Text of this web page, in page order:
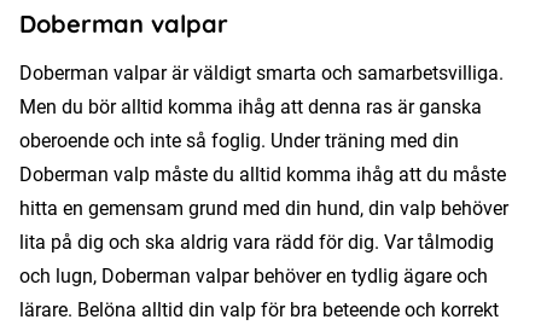
Doberman valpar
Doberman valpar är väldigt smarta och samarbetsvilliga.
Men du bör alltid komma ihåg att denna ras är ganska
oberoende och inte så foglig. Under träning med din
Doberman valp måste du alltid komma ihåg att du måste
hitta en gemensam grund med din hund, din valp behöver
lita på dig och ska aldrig vara rädd för dig. Var tålmodig
och lugn, Doberman valpar behöver en tydlig ägare och
lärare. Belöna alltid din valp för bra beteende och korrekt